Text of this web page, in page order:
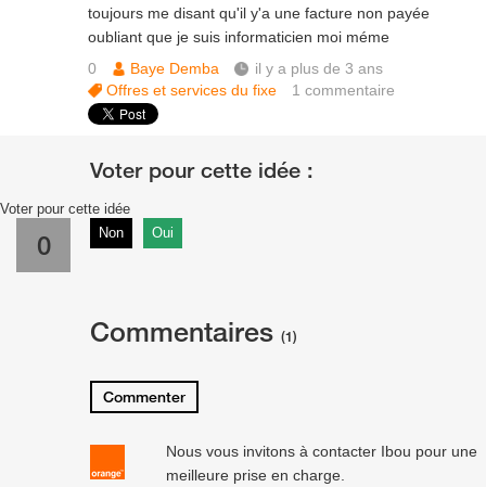
toujours me disant qu'il y'a une facture non payée
oubliant que je suis informaticien moi méme
0
Baye Demba
il y a plus de 3 ans
Offres et services du fixe
1commentaire
Voter pour cette idée
0 Non Oui
Commentaires (1)
Commenter
Nous vous invitons à contacter Ibou pour une
meilleure prise en charge.